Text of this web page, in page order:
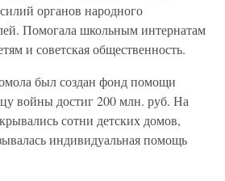
органов народного
Помогала школьным интернатам
и советская общественность.
был создан фонд помощи
войны достиг 200 млн. руб. На
сотни детских домов,
индивидуальная помощь